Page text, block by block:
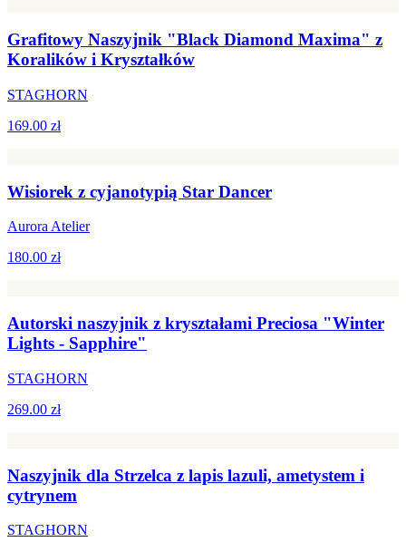
Grafitowy Naszyjnik "Black Diamond Maxima" z
Koralików i Kryształków
STAGHORN
169.00 zł
Wisiorek z cyjanotypią Star Dancer
Aurora Atelier
180.00 zł
Autorski naszyjnik z kryształami Preciosa "Winter
Lights - Sapphire"
STAGHORN
269.00 zł
Naszyjnik dla Strzelca z lapis lazuli, ametystem i
cytrynem
STAGHORN